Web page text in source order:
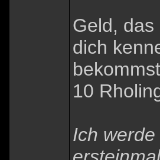
Geld,
dich
10
Ich